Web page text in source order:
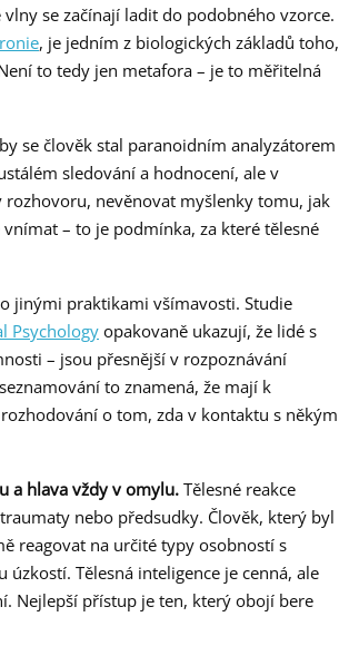
se začínají ladit do podobného vzorce.
, je jedním z biologických základů toho,
to tedy jen metafora – je to měřitelná
se člověk stal paranoidním analyzátorem
sledování a hodnocení, ale v
nevěnovat myšlenky tomu, jak
– to je podmínka, za které tělesné
jinými praktikami všímavosti. Studie
Psychologyopakovaně ukazují, že lidé s
– jsou přesnější v rozpoznávání
to znamená, že mají k
o tom, zda v kontaktu s někým
a hlava vždy v omylu. Tělesné reakce
nebo předsudky. Člověk, který byl
reagovat na určité typy osobností s
Tělesná inteligence je cenná, ale
Nejlepší přístup je ten, který obojí bere